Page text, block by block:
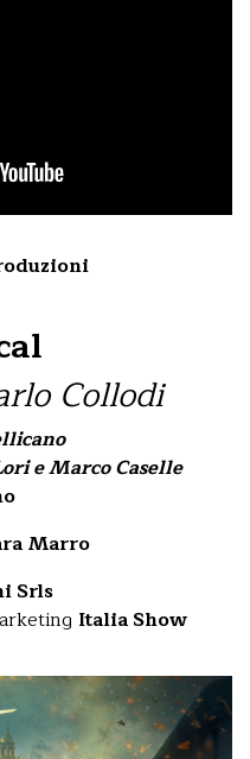
Collodi
e Marco Caselle
Marro
Srls
Italia Show